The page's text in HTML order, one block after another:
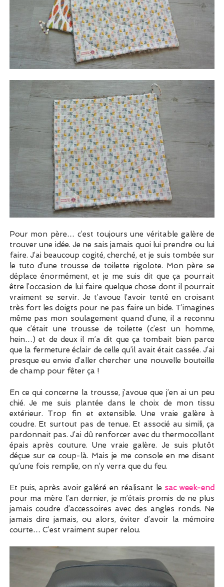
Pour mon père… c’est toujours une véritable galère de
trouver une idée. Je ne sais jamais quoi lui prendre ou lui
faire. J’ai beaucoup cogité, cherché, et je suis tombée sur
le tuto d’une trousse de toilette rigolote. Mon père se
déplace énormément, et je me suis dit que ça pourrait
être l’occasion de lui faire quelque chose dont il pourrait
vraiment se servir. Je t’avoue l’avoir tenté en croisant
très fort les doigts pour ne pas faire un bide. T’imagines
même pas mon soulagement quand d’une, il a reconnu
que c’était une trousse de toilette (c’est un homme,
hein…) et de deux il m’a dit que ça tombait bien parce
que la fermeture éclair de celle qu’il avait était cassée. J’ai
presque eu envie d’aller chercher une nouvelle bouteille
de champ pour fêter ça !
En ce qui concerne la trousse, j’avoue que j’en ai un peu
chié. Je me suis plantée dans le choix de mon tissu
extérieur. Trop fin et extensible. Une vraie galère à
coudre. Et surtout pas de tenue. Et associé au simili, ça
pardonnait pas. J’ai dû renforcer avec du thermocollant
épais après couture. Une vraie galère. Je suis plutôt
déçue sur ce coup-là. Mais je me console en me disant
qu’une fois remplie, on n’y verra que du feu.
Et puis, après avoir galéré en réalisant le sac week-end
pour ma mère l’an dernier, je m’étais promis de ne plus
jamais coudre d’accessoires avec des angles ronds. Ne
jamais dire jamais, ou alors, éviter d’avoir la mémoire
courte… C’est vraiment super relou.